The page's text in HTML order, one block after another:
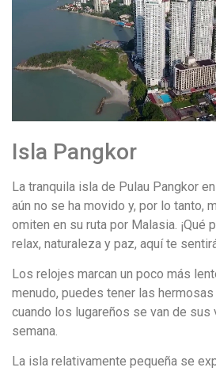
Isla Pangkor
La tranquila isla de Pulau Pangkor
aún no se ha movido y, por lo tanto,
omiten en su ruta por Malasia. ¡Qué
relax, naturaleza y paz, aquí te
Los relojes marcan un poco más
menudo, puedes tener las
cuando los lugareños se van de sus
semana.
La isla relativamente pequeña se